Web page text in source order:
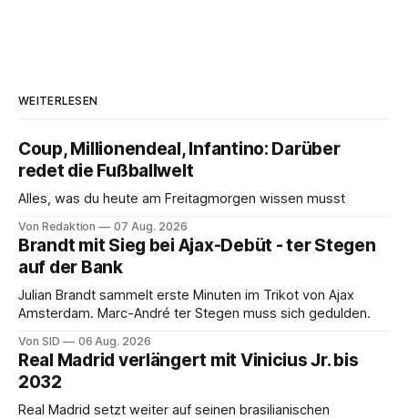
WEITERLESEN
Coup, Millionendeal, Infantino: Darüber
redet die Fußballwelt
Alles, was du heute am Freitagmorgen wissen musst
Von Redaktion 07 Aug. 2026
Brandt mit Sieg bei Ajax-Debüt - ter Stegen
auf der Bank
Julian Brandt sammelt erste Minuten im Trikot von Ajax
Amsterdam. Marc-André ter Stegen muss sich gedulden.
Von SID 06 Aug. 2026
Real Madrid verlängert mit Vinicius Jr. bis
2032
Real Madrid setzt weiter auf seinen brasilianischen